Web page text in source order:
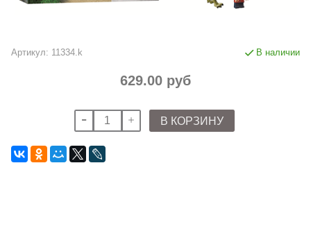
Артикул: 11334.k В наличии
629.00 руб
В КОРЗИНУ